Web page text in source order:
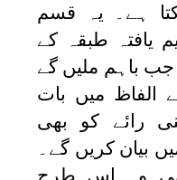
ہے۔ یہ قسم
یافتہ طبقہ کے
جب باہم ملیں گے
الفاظ میں بات
رائے کو بھی
بیان کریں گے۔
وہ اس طرح